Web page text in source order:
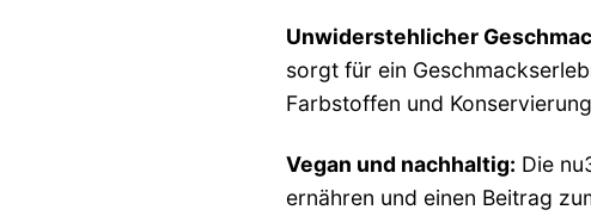
Unwiderstehlicher
sorgt für ein
Farbstoffen und
Vegan und nachhaltig: Die
ernähren und einen Beitrag